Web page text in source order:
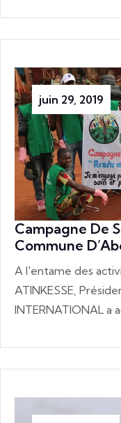
juin 29, 2019
Campagne De
Commune
A l'entame des
ATINKESSE,
INTERNATIONAL a